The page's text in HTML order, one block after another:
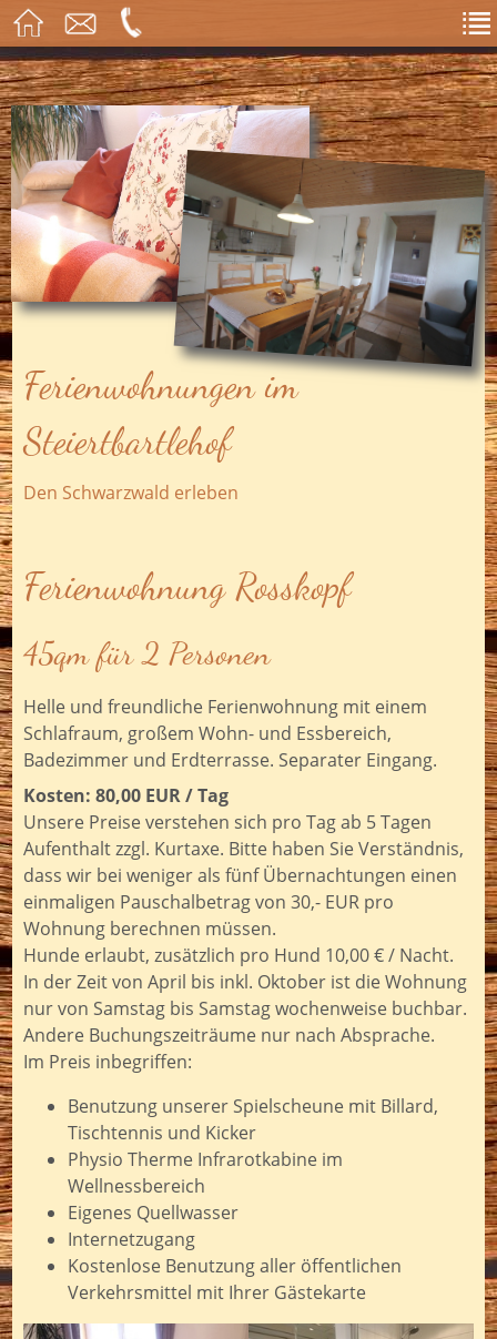
Ferienwohnungen im
Steiertbartlehof
Den Schwarzwald erleben
Ferienwohnung Rosskopf
45qm für 2 Personen
Helle und freundliche Ferienwohnung mit einem
Schlafraum, großem Wohn- und Essbereich,
Badezimmer und Erdterrasse. Separater Eingang.
Kosten: 80,00 EUR / Tag
Unsere Preise verstehen sich pro Tag ab 5 Tagen
Aufenthalt zzgl. Kurtaxe. Bitte haben Sie Verständnis,
dass wir bei weniger als fünf Übernachtungen einen
einmaligen Pauschalbetrag von 30,- EUR pro
Wohnung berechnen müssen.
Hunde erlaubt, zusätzlich pro Hund 10,00 € / Nacht.
In der Zeit von April bis inkl. Oktober ist die Wohnung
nur von Samstag bis Samstag wochenweise buchbar.
Andere Buchungszeiträume nur nach Absprache.
Im Preis inbegriffen:
Benutzung unserer Spielscheune mit Billard,
Tischtennis und Kicker
Physio Therme Infrarotkabine im
Wellnessbereich
Eigenes Quellwasser
Internetzugang
Kostenlose Benutzung aller öffentlichen
Verkehrsmittel mit Ihrer Gästekarte